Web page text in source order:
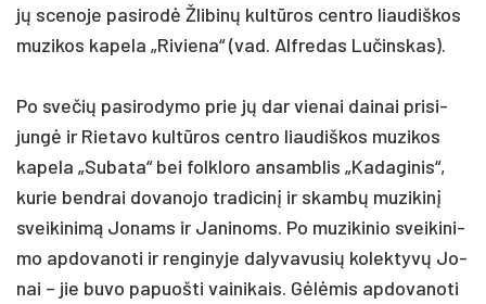
jų sce­no­je pa­si­rodė Žli­binų kultū­ros cent­ro liau­diš­kos
mu­zi­kos ka­pe­la „Ri­vie­na“ (vad. Alf­re­das Lu­čins­kas).
Po sve­čių pa­si­ro­dy­mo prie jų dar vie­nai dai­nai pri­si­
jungė ir Rie­ta­vo kultū­ros cent­ro liau­diš­kos mu­zi­kos
ka­pe­la „Su­ba­ta“ bei folk­lo­ro an­samb­lis „Ka­da­gi­nis“,
ku­rie bend­rai do­va­no­jo tra­di­cinį ir skambų mu­zi­kinį
svei­ki­nimą Jo­nams ir Ja­ni­noms. Po mu­zi­ki­nio svei­ki­ni­
mo ap­do­va­no­ti ir ren­gi­ny­je da­ly­va­vu­sių ko­lek­tyvų Jo­
nai – jie bu­vo pa­puoš­ti vai­ni­kais. Gėlėmis ap­do­va­no­ti